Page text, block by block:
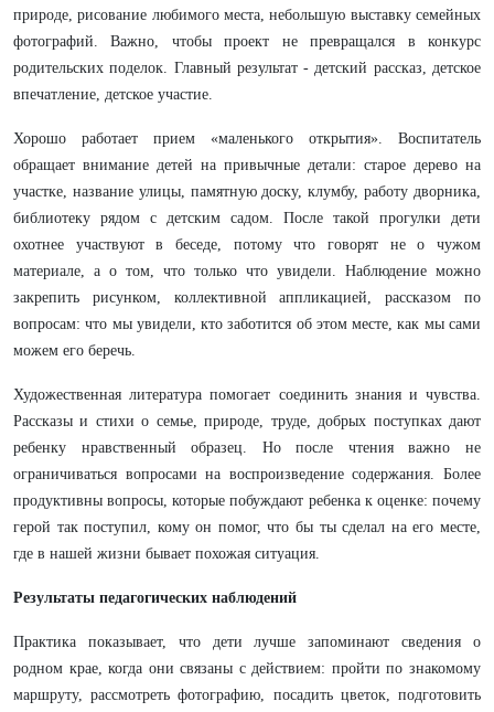
природе, рисование любимого места, небольшую выставку семейных
фотографий. Важно, чтобы проект не превращался в конкурс
родительских поделок. Главный результат - детский рассказ, детское
впечатление, детское участие.
Хорошо работает прием «маленького открытия». Воспитатель
обращает внимание детей на привычные детали: старое дерево на
участке, название улицы, памятную доску, клумбу, работу дворника,
библиотеку рядом с детским садом. После такой прогулки дети
охотнее участвуют в беседе, потому что говорят не о чужом
материале, а о том, что только что увидели. Наблюдение можно
закрепить рисунком, коллективной аппликацией, рассказом по
вопросам: что мы увидели, кто заботится об этом месте, как мы сами
можем его беречь.
Художественная литература помогает соединить знания и чувства.
Рассказы и стихи о семье, природе, труде, добрых поступках дают
ребенку нравственный образец. Но после чтения важно не
ограничиваться вопросами на воспроизведение содержания. Более
продуктивны вопросы, которые побуждают ребенка к оценке: почему
герой так поступил, кому он помог, что бы ты сделал на его месте,
где в нашей жизни бывает похожая ситуация.
Результаты педагогических наблюдений
Практика показывает, что дети лучше запоминают сведения о
родном крае, когда они связаны с действием: пройти по знакомому
маршруту, рассмотреть фотографию, посадить цветок, подготовить